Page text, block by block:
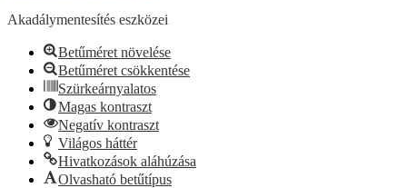
Akadálymentesítés eszközei
Betűméret növelése
Betűméret csökkentése
Szürkeárnyalatos
Magas kontraszt
Negatív kontraszt
Világos háttér
Hivatkozások aláhúzása
Olvasható betűtípus